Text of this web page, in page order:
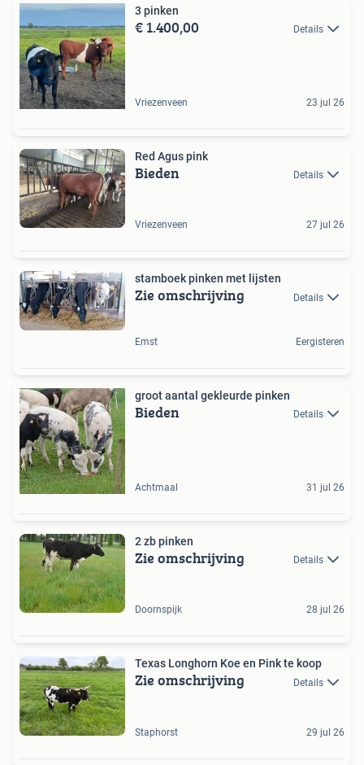
3 pinken
€ 1.400,00 Details
Vriezenveen 23 jul 26
Red Agus pink
Bieden Details
Vriezenveen 27 jul 26
stamboek pinken met lijsten
Zie omschrijving Details
Emst Eergisteren
groot aantal gekleurde pinken
Bieden Details
Achtmaal 31 jul 26
2 zb pinken
Zie omschrijving Details
Doornspijk 28 jul 26
Texas Longhorn Koe en Pink te koop
Zie omschrijving Details
Staphorst 29 jul 26